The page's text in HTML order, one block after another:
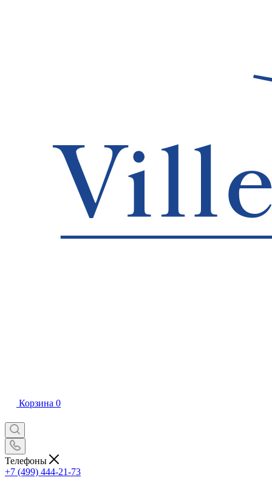
Корзина 0
Телефоны
+7 (499) 444-21-73